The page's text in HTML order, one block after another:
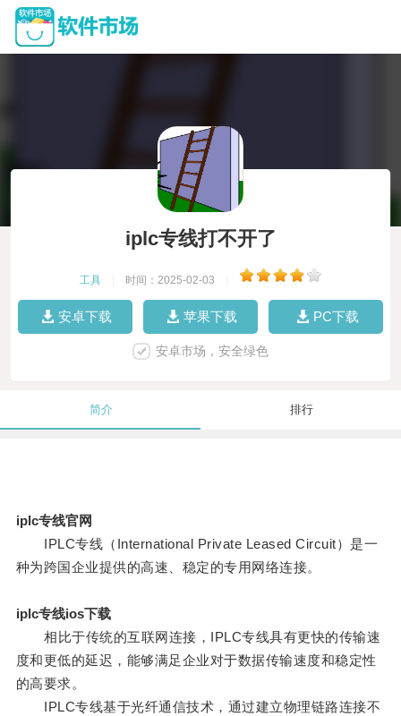
iplc专线打不开了
工具 时间：2025-02-03
安卓下载 苹果下载 PC下载
安卓市场，安全绿色
简介 排行
iplc专线官网
IPLC专线（International Private Leased Circuit）是一
种为跨国企业提供的高速、稳定的专用网络连接。
iplc专线ios下载
相比于传统的互联网连接，IPLC专线具有更快的传输速
度和更低的延迟，能够满足企业对于数据传输速度和稳定性
的高要求。
IPLC专线基于光纤通信技术，通过建立物理链路连接不